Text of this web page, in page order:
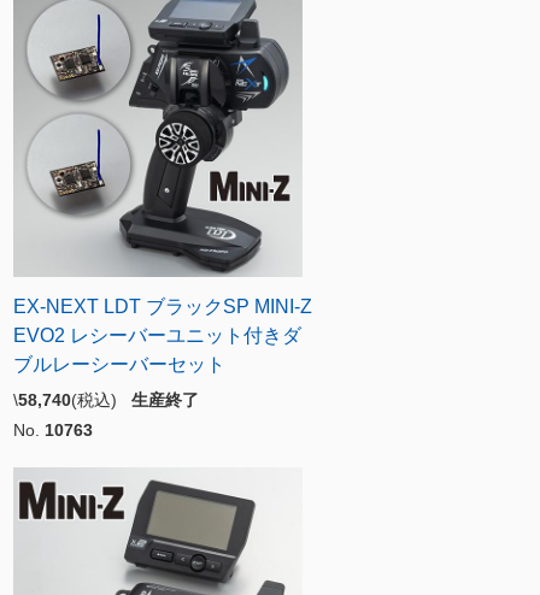
EX-NEXT LDT ブラックSP MINI-Z
EVO2 レシーバーユニット付きダ
ブルレーシーバーセット
\58,740(税込) 生産終了
No. 10763